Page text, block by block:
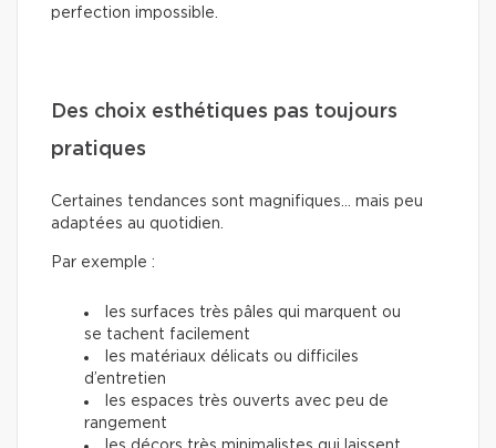
perfection impossible.
Des choix esthétiques pas toujours
pratiques
Certaines tendances sont magnifiques… mais peu
adaptées au quotidien.
Par exemple :
les surfaces très pâles qui marquent ou
se tachent facilement
les matériaux délicats ou difficiles
d’entretien
les espaces très ouverts avec peu de
rangement